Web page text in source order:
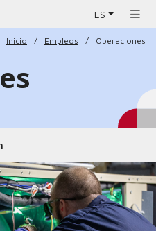
ES
Inicio Empleos Operaciones